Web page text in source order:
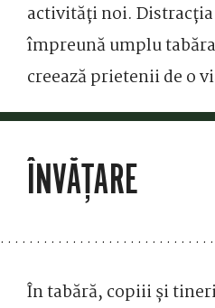
activități noi.
împreună umplu
creează prietenii de o
ÎNVĂȚARE
În tabără, copiii și